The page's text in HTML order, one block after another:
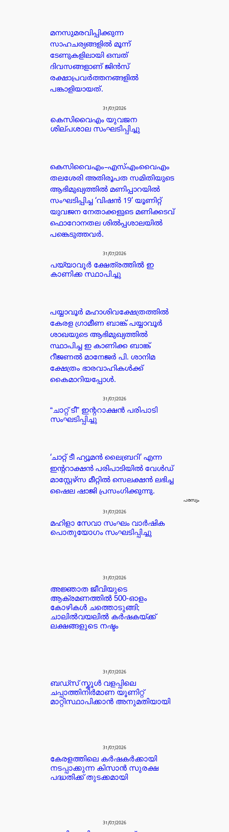
മനസുമരവിപ്പിക്കുന്ന
സാഹചര്യങ്ങളിൽ മൂന്ന്
ടേണുകളിലായി ഒമ്പത്
ദിവസങ്ങളാണ് ജിൻസ്
രക്ഷാപ്രവർത്തനങ്ങളിൽ
പങ്കാളിയായത്.
31/07/2026
കെസിവൈഎം യുവജന
ശില്പശാല സംഘടിപ്പിച്ചു
കെസിവൈഎം–എസ്എംവൈഎം
തലശേരി അതിരൂപത സമിതിയുടെ
ആഭിമുഖ്യത്തിൽ മണിപ്പാറയിൽ
സംഘടിപ്പിച്ച ‘വിഷൻ 19’ യൂണിറ്റ്
യുവജന നേതാക്കളുടെ മണിക്കടവ്
ഫൊറോനതല ശിൽപ്പശാലയിൽ
പങ്കെടുത്തവർ.
31/07/2026
പയ്യാവൂർ ക്ഷേത്രത്തിൽ ഇ
കാണിക്ക സ്ഥാപിച്ചു
പയ്യാവൂർ മഹാശിവക്ഷേത്രത്തിൽ
കേരള ഗ്രാമീണ ബാങ്ക് പയ്യാവൂർ
ശാഖയുടെ ആഭിമുഖ്യത്തിൽ
സ്ഥാപിച്ച ഇ കാണിക്ക ബാങ്ക്
റീജണൽ മാനേജർ പി. ശാനിമ
ക്ഷേത്രം ഭാരവാഹികൾക്ക്
കൈമാറിയപ്പോൾ.
31/07/2026
“ചാറ്റ് ടീ” ഇന്ററാക്ഷൻ പരിപാടി
സംഘടിപ്പിച്ചു
‘ചാറ്റ് ടീ ഹ്യൂമൻ ലൈബ്രറി’ എന്ന
ഇന്ററാക്ഷൻ പരിപാടിയിൽ വേൾഡ്
മാസ്റ്റേഴ്സ മീറ്റിൽ സെലക്ഷൻ ലഭിച്ച
ഷൈല ഷാജി പ്രസംഗിക്കുന്നു.
പരസ്യം
31/07/2026
മഹിളാ സേവാ സംഘം വാർഷിക
പൊതുയോഗം സംഘടിപ്പിച്ചു
31/07/2026
അജ്ഞാത ജീവിയുടെ
ആക്രമണത്തിൽ 500-ഓളം
കോഴികൾ ചത്തൊടുങ്ങി;
ചാലിൽവയലിൽ കർഷകയ്ക്ക്
ലക്ഷങ്ങളുടെ നഷ്ടം
31/07/2026
ബഡ്‌സ് സ്കൂൾ വളപ്പിലെ
ചപ്പാത്തിനിർമാണ യൂണിറ്റ്
മാറ്റിസ്ഥാപിക്കാൻ അനുമതിയായി
31/07/2026
കേരളത്തിലെ കർഷകർക്കായി
നടപ്പാക്കുന്ന കിസാൻ സുരക്ഷ
പദ്ധതിക്ക് തുടക്കമായി
31/07/2026